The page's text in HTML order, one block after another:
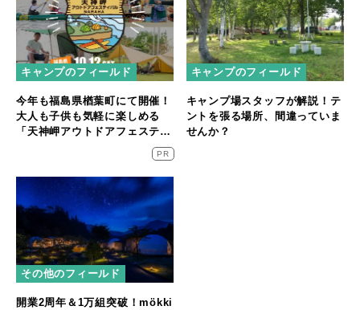
キャンプのフィールド
今年も福島県楢葉町にて開催！
大人も子供も気軽に楽しめる
「天神岬アウトドアフェスティ
PR
キャンプのフィールド
キャンプ場スタッフが解説！テ
ントを張る場所、間違っていま
せんか？
その他のフィールド
開業2周年＆1万組突破！mökki